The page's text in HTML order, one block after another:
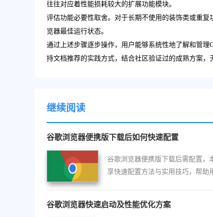
往往对应着性能损耗较大的扩展功能模块。
评估功能必要性取舍。对于长期不使用的装饰类或重
览器最佳运行状态。
通过上述步骤逐步操作，用户能够系统性地了解和管
持文档推荐的实践方式，结合社区验证过的成熟方案，
继续阅读
谷歌浏览器便携版下载后如何快速配置
谷歌浏览器便携版下载后需配置，
享快速配置方法与实用技巧，帮助
谷歌浏览器快速启动及性能优化方案